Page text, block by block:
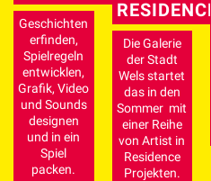
Geschichten
erfinden,
Spielregeln
entwicklen,
Grafik, Video
und Sounds
designen
und in ein
Spiel
packen.
RESIDENCE
Die Galerie
der Stadt
Wels startet
das in den
Sommer mit
einer Reihe
von Artist in
Residence
Projekten.